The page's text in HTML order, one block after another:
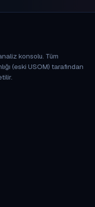
konsolu. Tüm
(eski USOM) tarafından